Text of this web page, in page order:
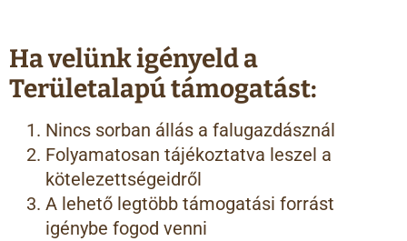
Ha velünk igényeld a
Területalapú támogatást:
Nincs sorban állás a falugazdásznál
Folyamatosan tájékoztatva leszel a
kötelezettségeidről
A lehető legtöbb támogatási forrást
igénybe fogod venni